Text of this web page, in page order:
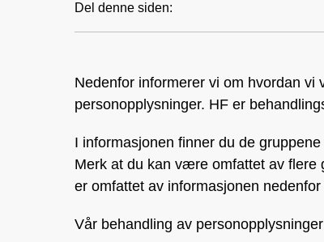
Del denne siden:
Nedenfor informerer vi om hvordan vi
personopplysninger. HF er
I informasjonen finner du de
Merk at du kan være omfattet av flere
er omfattet av informasjonen
Vår behandling av